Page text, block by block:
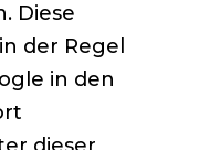
Diese
der Regel
in den